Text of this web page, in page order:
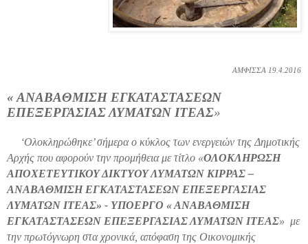
ΑΜΦΙΣΣΑ 19.4.2016
« ΑΝΑΒΑΘΜΙΣΗ ΕΓΚΑΤΑΣΤΑΣΕΩΝ
ΕΠΕΞΕΡΓΑΣΙΑΣ ΛΥΜΑΤΩΝ ΙΤΕΑΣ»
‘Ολοκληρώθηκε’ σήμερα ο κύκλος των ενεργειών της Δημοτικής
Αρχής που αφορούν την προμήθεια με τίτλο «ΟΛΟΚΛΗΡΩΣΗ
ΑΠΟΧΕΤΕΥΤΙΚΟΥ ΔΙΚΤΥΟΥ ΛΥΜΑΤΩΝ ΚΙΡΡΑΣ –
ΑΝΑΒΑΘΜΙΣΗ ΕΓΚΑΤΑΣΤΑΣΕΩΝ ΕΠΕΞΕΡΓΑΣΙΑΣ
ΛΥΜΑΤΩΝ ΙΤΕΑΣ» - ΥΠΟΕΡΓΟ « ΑΝΑΒΑΘΜΙΣΗ
ΕΓΚΑΤΑΣΤΑΣΕΩΝ ΕΠΕΞΕΡΓΑΣΙΑΣ ΛΥΜΑΤΩΝ ΙΤΕΑΣ» με
την πρωτόγνωρη στα χρονικά, απόφαση της Οικονομικής